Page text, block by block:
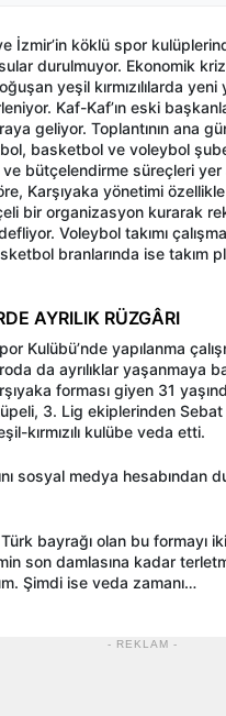
İzmir’in köklü spor
durulmuyor. Ekonomik
yeşil kırmızılılarda
Kaf-Kaf’ın eski
geliyor. Toplantının ana
basketbol ve voleybol
ve bütçelendirme süreçleri yer
Karşıyaka yönetimi
bir organizasyon kurarak
Voleybol takımı
branlarında ise takım
AYRILIK RÜZGÂRI
Kulübü’nde yapılanma
da ayrılıklar yaşanmaya
forması giyen 31
3. Lig ekiplerinden
kırmızılı kulübe veda etti.
sosyal medya hesabından
bayrağı olan bu formayı
son damlasına kadar
Şimdi ise veda zamanı…
- REKLAM -